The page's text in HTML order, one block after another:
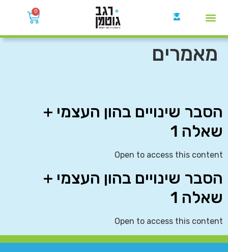
0
מאמרים
הסבר שינויים בהון העצמי +
שאלה 1
Open to access this content
הסבר שינויים בהון העצמי +
שאלה 1
Open to access this content